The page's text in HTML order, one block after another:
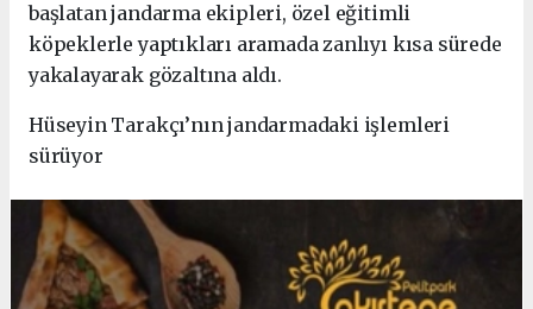
başlatan jandarma ekipleri, özel eğitimli
köpeklerle yaptıkları aramada zanlıyı kısa sürede
yakalayarak gözaltına aldı.
Hüseyin Tarakçı’nın jandarmadaki işlemleri
sürüyor